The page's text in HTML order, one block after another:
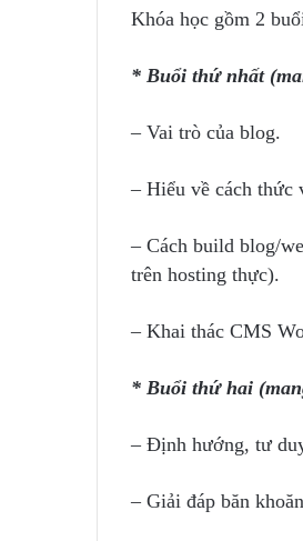
Khóa học gồm 2
* Buổi thứ nhất
– Vai trò của blog.
– Hiểu về cách thức
– Cách build blog/
trên hosting thực).
– Khai thác CMS
* Buổi thứ hai
– Định hướng, tư
– Giải đáp băn